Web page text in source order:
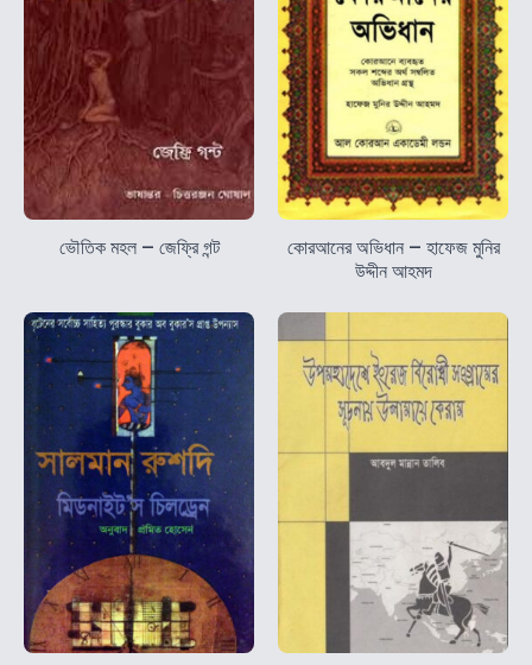
ভৌতিক মহল – জেফ্রি গন্ট
কোরআনের অভিধান – হাফেজ মুনির
উদ্দীন আহমদ